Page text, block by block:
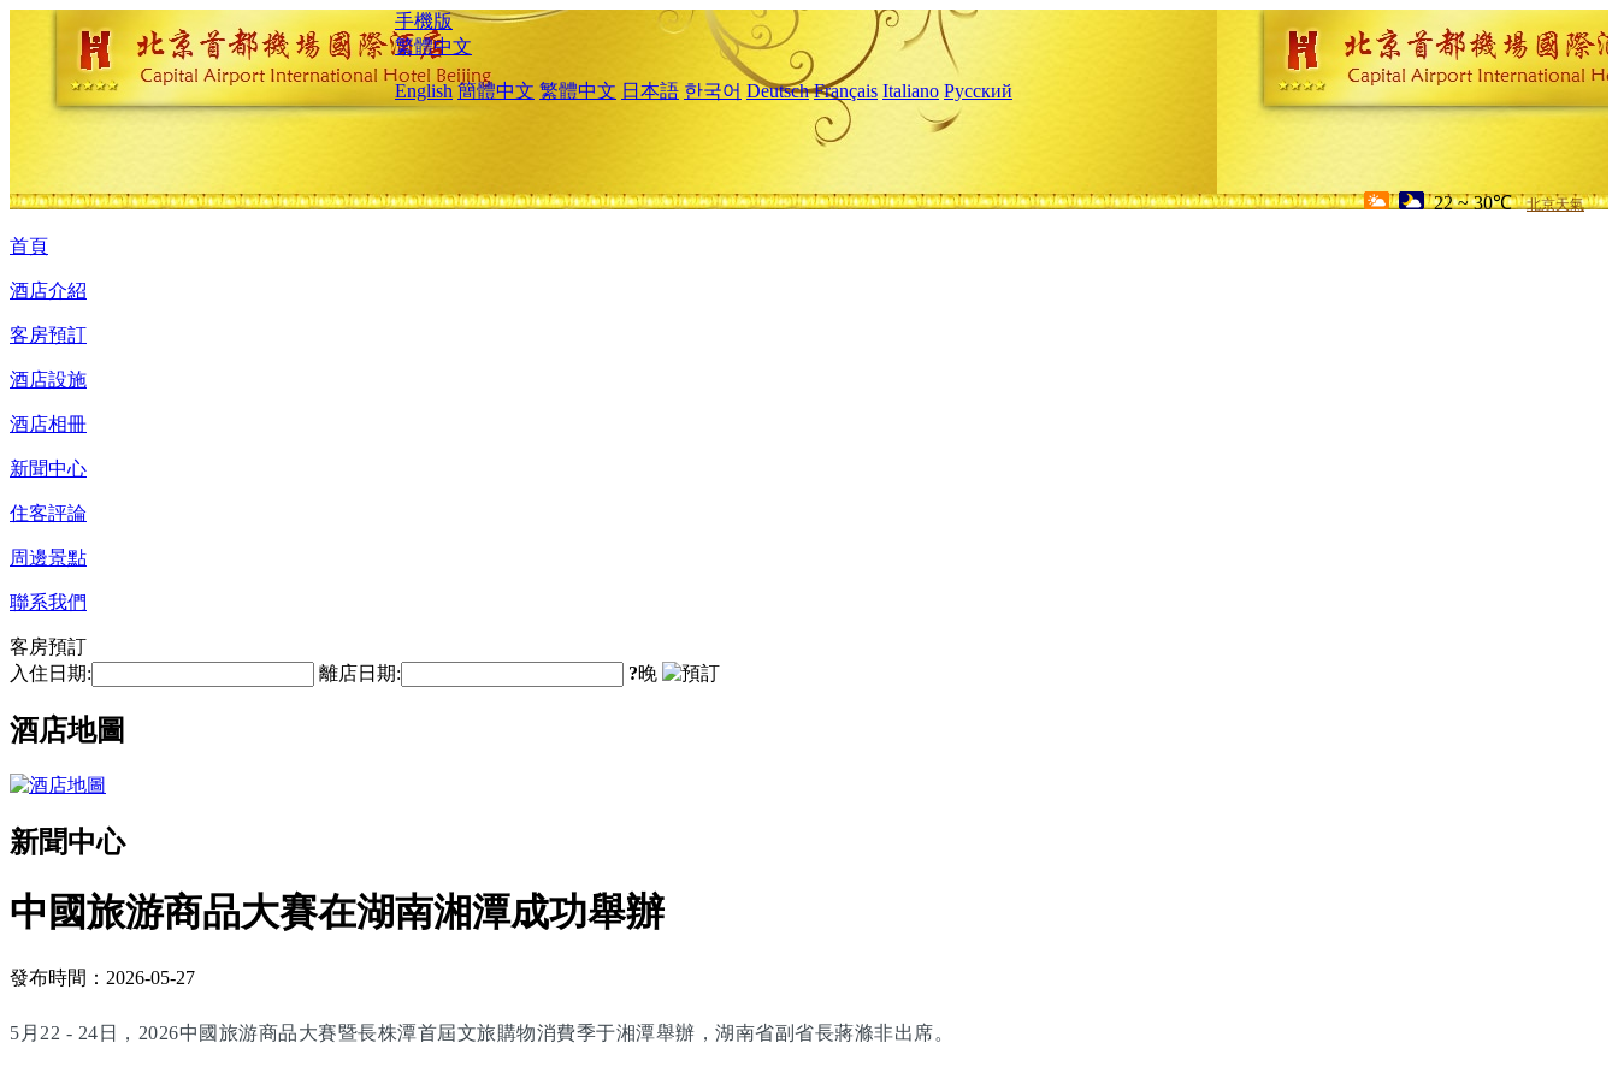
手機版
繁體中文
English 簡體中文 繁體中文 日本語 한국어 Deutsch Français Italiano Русский
22 ~ 30℃ 北京天氣
首頁
酒店介紹
客房預訂
酒店設施
酒店相冊
新聞中心
住客評論
周邊景點
聯系我們
客房預訂
入住日期:
離店日期: ?晚
酒店地圖
新聞中心
中國旅游商品大賽在湖南湘潭成功舉辦
發布時間：2026-05-27
5月22 - 24日，2026中國旅游商品大賽暨長株潭首屆文旅購物消費季于湘潭舉辦，湖南省副省長蔣滌非出席。